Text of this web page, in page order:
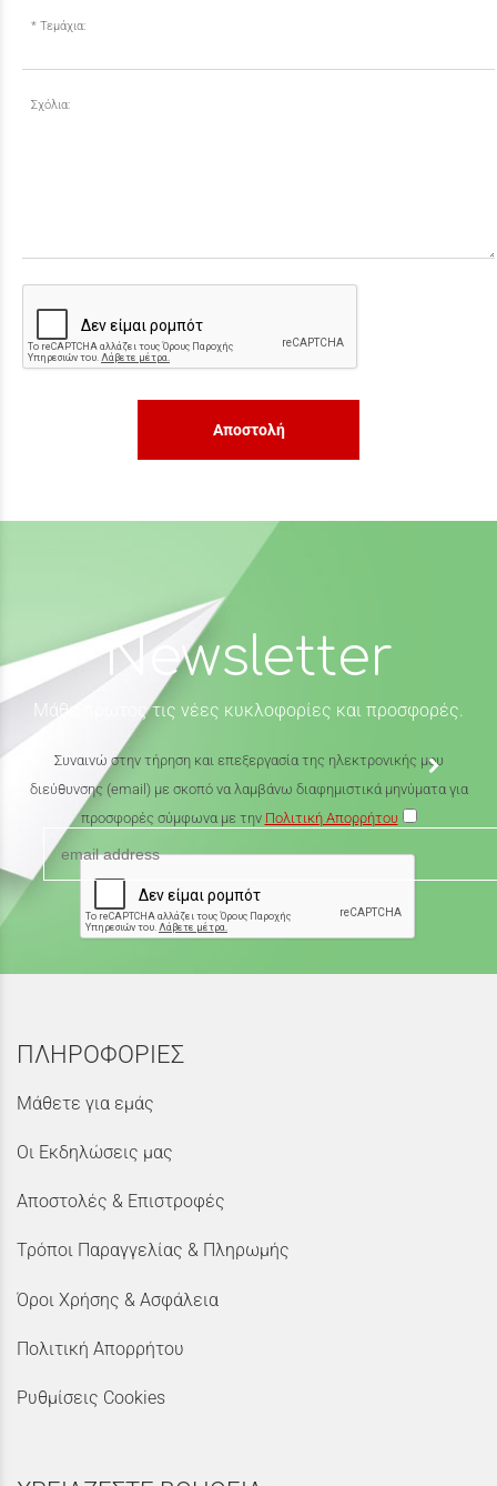
Τεμάχια:
Σχόλια:
Αποστολή
Newsletter
Μάθε πρώτος τις νέες κυκλοφορίες και προσφορές.
Συναινώ στην τήρηση και επεξεργασία της ηλεκτρονικής μου
διεύθυνσης (email) με σκοπό να λαμβάνω διαφημιστικά μηνύματα για
προσφορές σύμφωνα με την Πολιτική Απορρήτου
ΠΛΗΡΟΦΟΡΙΕΣ
Μάθετε για εμάς
Οι Εκδηλώσεις μας
Αποστολές & Επιστροφές
Τρόποι Παραγγελίας & Πληρωμής
Όροι Χρήσης & Ασφάλεια
Πολιτική Απορρήτου
Ρυθμίσεις Cookies